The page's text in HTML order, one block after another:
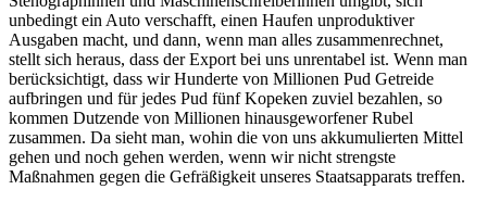
unbedingt ein Auto verschafft, einen Haufen unproduktiver
Ausgaben macht, und dann, wenn man alles zusammenrechnet,
stellt sich heraus, dass der Export bei uns unrentabel ist. Wenn man
berücksichtigt, dass wir Hunderte von Millionen Pud Getreide
aufbringen und für jedes Pud fünf Kopeken zuviel bezahlen, so
kommen Dutzende von Millionen hinausgeworfener Rubel
zusammen. Da sieht man, wohin die von uns akkumulierten Mittel
gehen und noch gehen werden, wenn wir nicht strengste
Maßnahmen gegen die Gefräßigkeit unseres Staatsapparats treffen.